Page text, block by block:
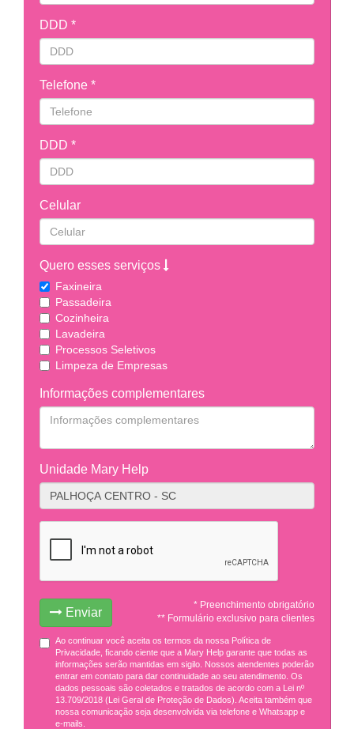
DDD *
Telefone *
DDD *
Celular
Quero esses serviços
Faxineira
Passadeira
Cozinheira
Lavadeira
Processos Seletivos
Limpeza de Empresas
Informações complementares
Unidade Mary Help
Enviar
* Preenchimento obrigatório
** Formulário exclusivo para clientes
Ao continuar você aceita os termos da nossa Política de
Privacidade, ficando ciente que a Mary Help garante que todas as
informações serão mantidas em sigilo. Nossos atendentes poderão
entrar em contato para dar continuidade ao seu atendimento. Os
dados pessoais são coletados e tratados de acordo com a Lei nº
13.709/2018 (Lei Geral de Proteção de Dados). Aceita também que
nossa comunicação seja desenvolvida via telefone e Whatsapp e
e-mails.